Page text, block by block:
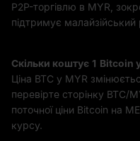
P2P-торгівлю в MYR,
підтримує малайзійський
Скільки коштує 1 Bitcoin
Ціна BTC у MYR
перевірте сторінку BTC/
поточної ціни Bitcoin на
курсу.